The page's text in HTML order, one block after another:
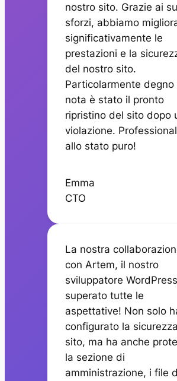
nostro sito. Grazie ai
sforzi, abbiamo
significativamente le
prestazioni e la
del nostro sito.
Particolarmente degno
nota è stato il pronto
ripristino del sito dopo
violazione.
allo stato puro!
Emma
CTO
La nostra
con Artem, il nostro
sviluppatore
superato tutte le
aspettative! Non solo
configurato la
sito, ma ha anche
la sezione di
amministrazione, i file